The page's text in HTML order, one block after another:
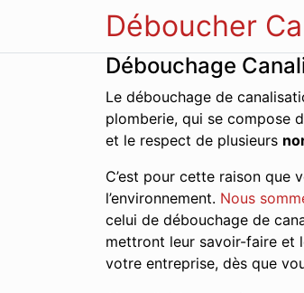
Déboucher
Débouchage
Le débouchage de
plomberie, qui se compose
et le respect de plusieurs
C’est pour cette raison que
l’environnement. Nous
celui de débouchage de
mettront leur savoir-faire et
votre entreprise, dès que